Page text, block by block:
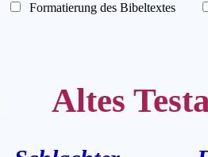
Formatierung des Bibeltextes
Altes